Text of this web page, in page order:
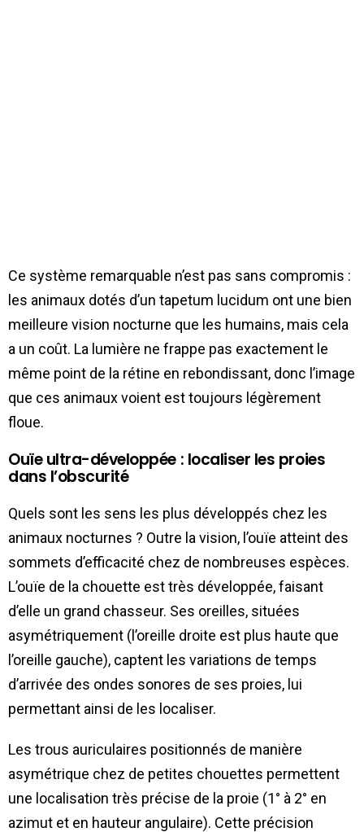
Ce système remarquable n’est pas sans compromis :
les animaux dotés d’un tapetum lucidum ont une bien
meilleure vision nocturne que les humains, mais cela
a un coût. La lumière ne frappe pas exactement le
même point de la rétine en rebondissant, donc l’image
que ces animaux voient est toujours légèrement
floue.
Ouïe ultra-développée : localiser les proies
dans l’obscurité
Quels sont les sens les plus développés chez les
animaux nocturnes ? Outre la vision, l’ouïe atteint des
sommets d’efficacité chez de nombreuses espèces.
L’ouïe de la chouette est très développée, faisant
d’elle un grand chasseur. Ses oreilles, situées
asymétriquement (l’oreille droite est plus haute que
l’oreille gauche), captent les variations de temps
d’arrivée des ondes sonores de ses proies, lui
permettant ainsi de les localiser.
Les trous auriculaires positionnés de manière
asymétrique chez de petites chouettes permettent
une localisation très précise de la proie (1° à 2° en
azimut et en hauteur angulaire). Cette précision